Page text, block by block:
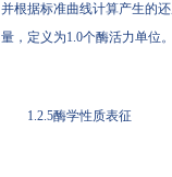
并根据标准曲线计算产生的还
量，定义为1.0个酶活力单位
1.2.5酶学性质表征